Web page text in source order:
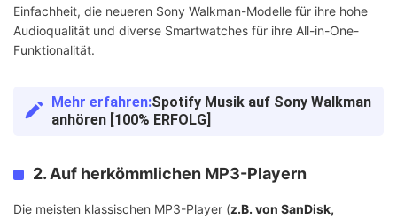
Einfachheit, die neueren Sony Walkman-Modelle für ihre hohe
Audioqualität und diverse Smartwatches für ihre All-in-One-
Funktionalität.
Mehr erfahren:Spotify Musik auf Sony Walkman
anhören [100% ERFOLG]
2. Auf herkömmlichen MP3-Playern
Die meisten klassischen MP3-Player (z.B. von SanDisk,